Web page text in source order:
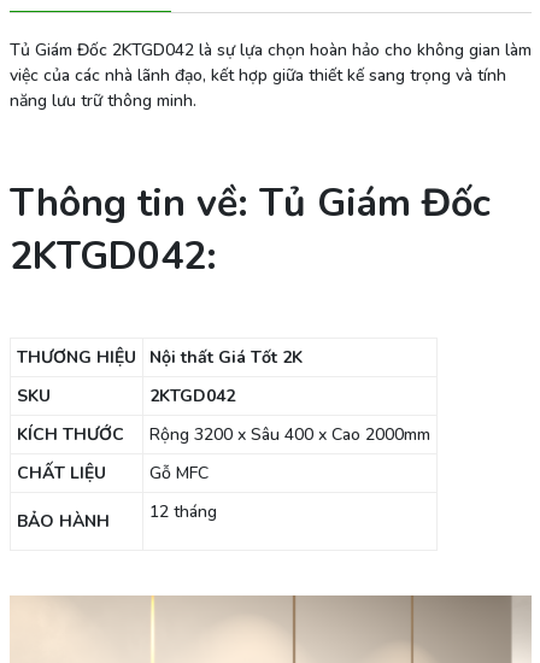
Tủ Giám Đốc 2KTGD042 là sự lựa chọn hoàn hảo cho không gian làm
việc của các nhà lãnh đạo, kết hợp giữa thiết kế sang trọng và tính
năng lưu trữ thông minh.
Thông tin về: Tủ Giám Đốc
2KTGD042:
THƯƠNG HIỆU
Nội thất Giá Tốt 2K
SKU
2KTGD042
KÍCH THƯỚC
Rộng 3200 x Sâu 400 x Cao 2000mm
CHẤT LIỆU
Gỗ MFC
BẢO HÀNH 12 tháng